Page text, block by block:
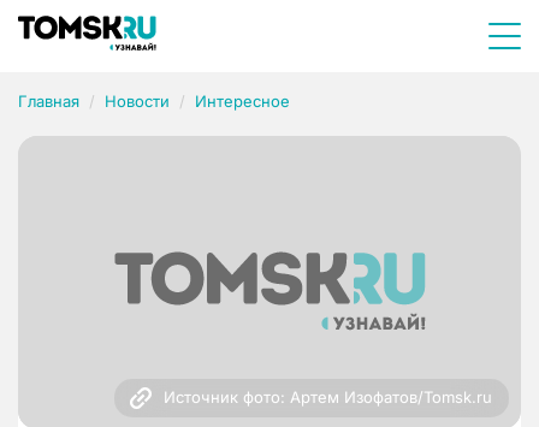
Главная Новости Интересное
Источник фото: Артем Изофатов/Tomsk.ru